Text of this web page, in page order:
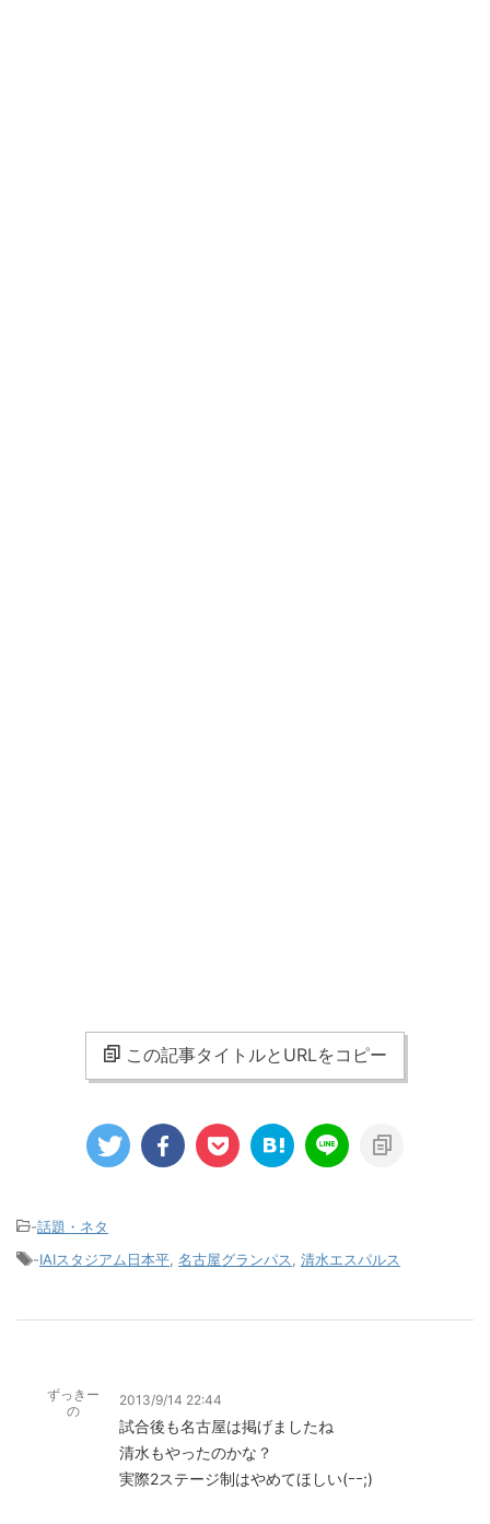
この記事タイトルとURLをコピー
-話題・ネタ
-IAIスタジアム日本平, 名古屋グランパス, 清水エスパルス
ずっきー
の
2013/9/14 22:44
試合後も名古屋は掲げましたね
清水もやったのかな？
実際2ステージ制はやめてほしい(ｰｰ;)